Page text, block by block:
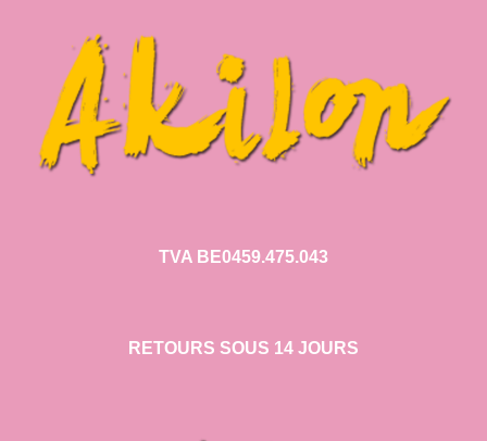
TVA BE0459.475.043
RETOURS SOUS 14 JOURS